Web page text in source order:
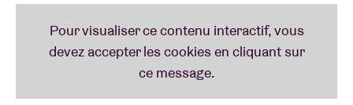
moderne. Le titre éponyme, disponible dès
maintenant, en définit déjà le ton. C’est sur scène
que Jalen Ngonda s’épanouit pleinement, passant
tour à tour du chant à la guitare puis au piano. Venez
découvrir son talent en live le 6 octobre à l’Ancienne